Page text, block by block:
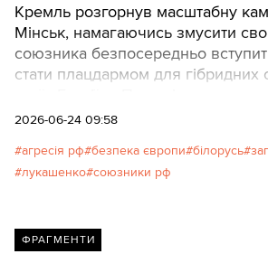
Кремль розгорнув масштабну
Мінськ, намагаючись змусити
союзника безпосередньо
стати плацдармом для гібридних
2026-06-24 09:58
агресія рф безпека європи білорусь
лукашенко союзники рф
ФРАГМЕНТИ